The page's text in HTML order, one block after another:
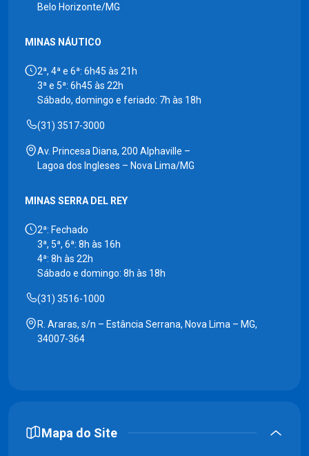
Belo Horizonte/MG
MINAS NÁUTICO
2ª, 4ª e 6ª: 6h45 às 21h
3ª e 5ª: 6h45 às 22h
Sábado, domingo e feriado: 7h às 18h
(31) 3517-3000
Av. Princesa Diana, 200 Alphaville –
Lagoa dos Ingleses – Nova Lima/MG
MINAS SERRA DEL REY
2ª: Fechado
3ª, 5ª, 6ª: 8h às 16h
4ª: 8h às 22h
Sábado e domingo: 8h às 18h
(31) 3516-1000
R. Araras, s/n – Estância Serrana, Nova Lima – MG,
34007-364
Mapa do Site